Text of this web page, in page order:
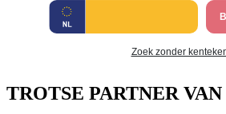
Zoek zonder
TROTSE PARTNER VAN